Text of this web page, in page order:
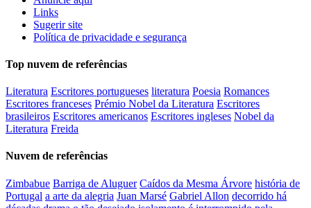
Links
Sugerir site
Política de privacidade e segurança
Top nuvem de referências
Literatura Escritores portugueses literatura Poesia Romances
Escritores franceses Prémio Nobel da Literatura Escritores
brasileiros Escritores americanos Escritores ingleses Nobel da
Literatura Freida
Nuvem de referências
Zimbabue Barriga de Aluguer Caídos da Mesma Árvore história de
Portugal a arte da alegria Juan Marsé Gabriel Allon decorrido há